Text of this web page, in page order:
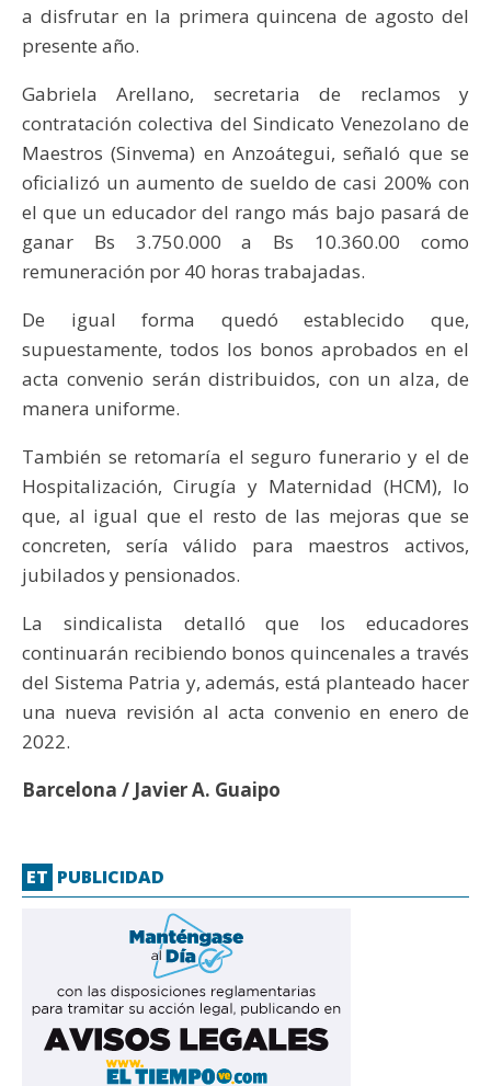
a disfrutar en la primera quincena de agosto del
presente año.
Gabriela Arellano, secretaria de reclamos y
contratación colectiva del Sindicato Venezolano de
Maestros (Sinvema) en Anzoátegui, señaló que se
oficializó un aumento de sueldo de casi 200% con
el que un educador del rango más bajo pasará de
ganar Bs 3.750.000 a Bs 10.360.00 como
remuneración por 40 horas trabajadas.
De igual forma quedó establecido que,
supuestamente, todos los bonos aprobados en el
acta convenio serán distribuidos, con un alza, de
manera uniforme.
También se retomaría el seguro funerario y el de
Hospitalización, Cirugía y Maternidad (HCM), lo
que, al igual que el resto de las mejoras que se
concreten, sería válido para maestros activos,
jubilados y pensionados.
La sindicalista detalló que los educadores
continuarán recibiendo bonos quincenales a través
del Sistema Patria y, además, está planteado hacer
una nueva revisión al acta convenio en enero de
2022.
Barcelona / Javier A. Guaipo
ET PUBLICIDAD